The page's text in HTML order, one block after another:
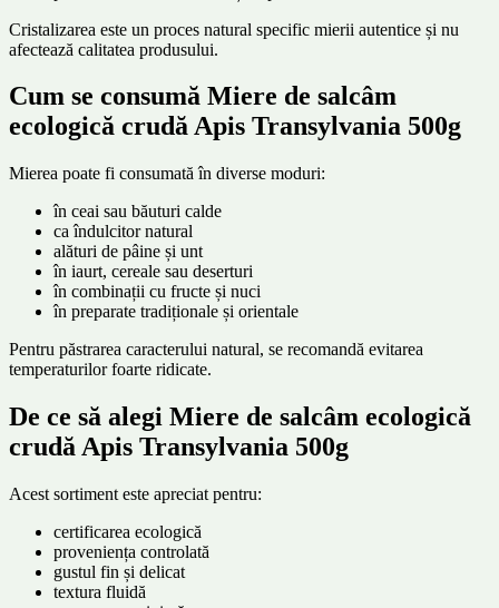
Cristalizarea este un proces natural specific mierii autentice și nu
afectează calitatea produsului.
Cum se consumă Miere de salcâm
ecologică crudă Apis Transylvania 500g
Mierea poate fi consumată în diverse moduri:
în ceai sau băuturi calde
ca îndulcitor natural
alături de pâine și unt
în iaurt, cereale sau deserturi
în combinații cu fructe și nuci
în preparate tradiționale și orientale
Pentru păstrarea caracterului natural, se recomandă evitarea
temperaturilor foarte ridicate.
De ce să alegi Miere de salcâm ecologică
crudă Apis Transylvania 500g
Acest sortiment este apreciat pentru:
certificarea ecologică
proveniența controlată
gustul fin și delicat
textura fluidă